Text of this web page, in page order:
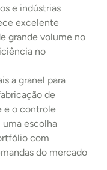
e indústrias
excelente
grande volume no
no
a granel para
de
e o controle
escolha
com
do mercado